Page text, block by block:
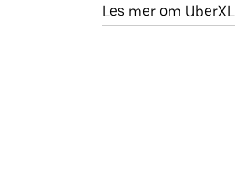
Les mer om UberXL